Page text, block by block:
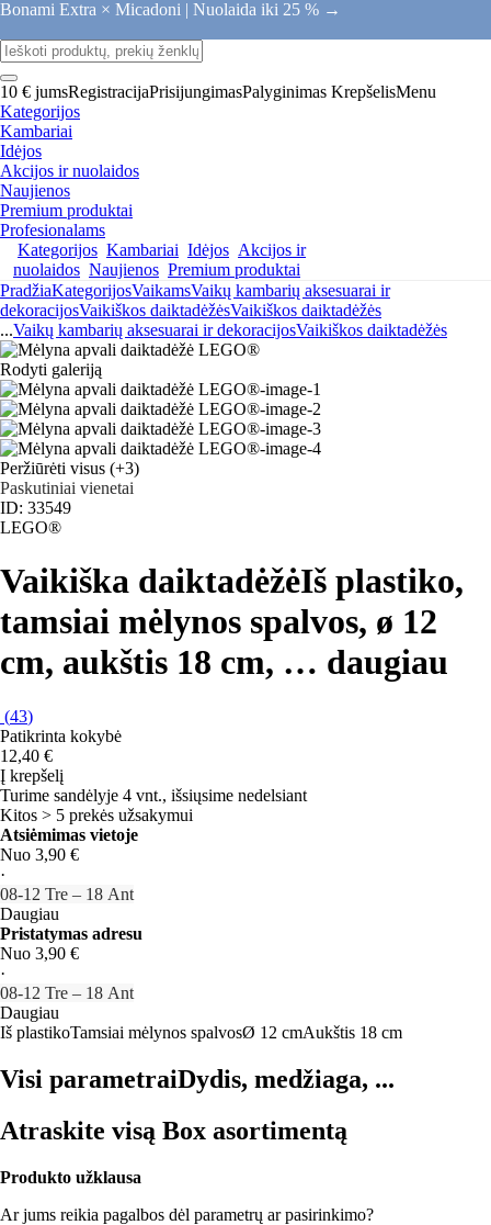
Bonami Extra × Micadoni | Nuolaida iki 25 % →
10 € jumsRegistracijaPrisijungimasPalyginimas KrepšelisMenu
Kategorijos
Kambariai
Idėjos
Akcijos ir nuolaidos
Naujienos
Premium produktai
Profesionalams
Kategorijos Kambariai Idėjos Akcijos ir
nuolaidos Naujienos Premium produktai
PradžiaKategorijosVaikamsVaikų kambarių aksesuarai ir
dekoracijosVaikiškos daiktadėžėsVaikiškos daiktadėžės
...Vaikų kambarių aksesuarai ir dekoracijosVaikiškos daiktadėžės
Rodyti galeriją
Peržiūrėti visus (+3)
Paskutiniai vienetai
ID: 33549
LEGO®
Vaikiška daiktadėžėIš plastiko,
tamsiai mėlynos spalvos, ø 12
cm, aukštis 18 cm, … daugiau
(43)
Patikrinta kokybė
12,40 €
Į krepšelį
Turime sandėlyje 4 vnt., išsiųsime nedelsiant
Kitos > 5 prekės užsakymui
Atsiėmimas vietoje
Nuo 3,90 €
·
08‑12 Tre – 18 Ant
Daugiau
Pristatymas adresu
Nuo 3,90 €
·
08‑12 Tre – 18 Ant
Daugiau
Iš plastikoTamsiai mėlynos spalvosØ 12 cmAukštis 18 cm
Visi parametraiDydis, medžiaga, ...
Atraskite visą Box asortimentą
Produkto užklausa
Ar jums reikia pagalbos dėl parametrų ar pasirinkimo?